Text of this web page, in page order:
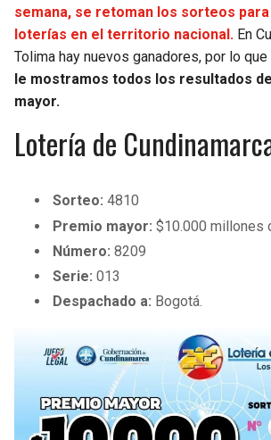
VIKINGS
FALCONS
PANTHERS
SAINTS
BUCCANEERS
THUNDER
TRAIL BLAZERS
JAZZ
semana, se retoman los sorteos
loterías en el territorio nacional. En
Tolima hay nuevos ganadores, por lo que
le mostramos todos los resultados
mayor.
Lotería de
Sorteo:4810
Premio mayor:$10.000 millones
Número:8209
Serie:013
Despachado a: Bogotá.